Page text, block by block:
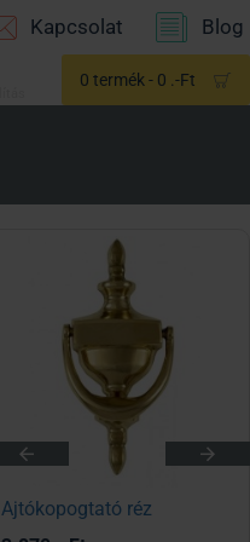
Kapcsolat Blog
0 termék - 0 .-Ft
Ajtókopogtató réz